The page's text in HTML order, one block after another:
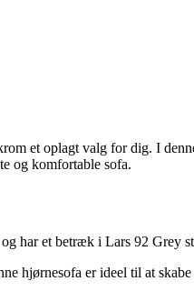
et oplagt valg for dig. I
og komfortable sofa.
har et betræk i Lars 92
er ideel til at